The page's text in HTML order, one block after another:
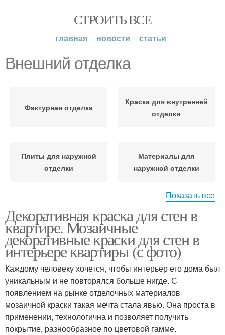
СТРОИТЬ ВСЕ
главная новости статьи
Внешний отделка
Фактурная отделка
Краска для внутренней
отделки
Плиты для наружной
отделки
Материалы для
наружной отделки
отделки
Панели для отделки
Показать все
Декоративная краска для стен в
квартире. Мозаичные
декоративные краски для стен в
интерьере квартиры (с фото)
Каждому человеку хочется, чтобы интерьер его дома был
уникальным и не повторялся больше нигде. С
появлением на рынке отделочных материалов
мозаичной краски такая мечта стала явью. Она проста в
применении, технологична и позволяет получить
покрытие, разнообразное по цветовой гамме.